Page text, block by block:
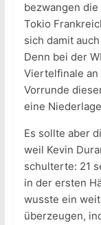
bezwangen
Tokio
sich damit
Denn bei der
Viertelfinale
Vorrunde
eine
Es sollte aber
weil Kevin
schulterte: 21
in der ersten
wusste ein
überzeugen,